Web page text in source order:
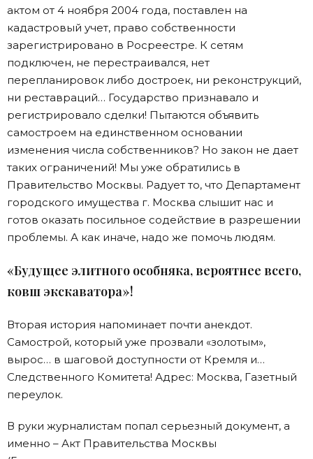
актом от 4 ноября 2004 года, поставлен на
кадастровый учет, право собственности
зарегистрировано в Росреестре. К сетям
подключен, не перестраивался, нет
перепланировок либо достроек, ни реконструкций,
ни реставраций… Государство признавало и
регистрировало сделки! Пытаются объявить
самостроем на единственном основании
изменения числа собственников? Но закон не дает
таких ограничений! Мы уже обратились в
Правительство Москвы. Радует то, что Департамент
городского имущества г. Москва слышит нас и
готов оказать посильное содействие в разрешении
проблемы. А как иначе, надо же помочь людям.
«Будущее элитного особняка, вероятнее всего,
ковш экскаватора»!
Вторая история напоминает почти анекдот.
Самострой, который уже прозвали «золотым»,
вырос… в шаговой доступности от Кремля и…
Следственного Комитета! Адрес: Москва, Газетный
переулок.
В руки журналистам попал серьезный документ, а
именно – Акт Правительства Москвы